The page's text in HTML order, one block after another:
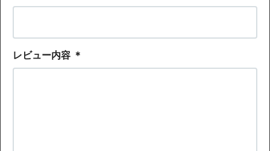
レビュー内容 ＊